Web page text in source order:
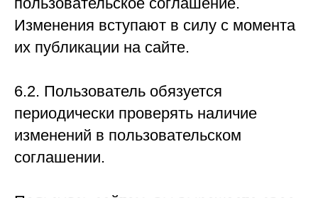
Изменения вступают в силу с момента
их публикации на сайте.
6.2. Пользователь обязуется
периодически проверять наличие
изменений в пользовательском
соглашении.